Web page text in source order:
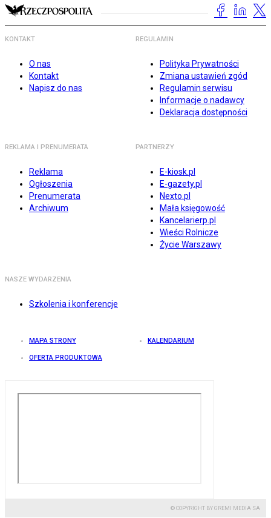
KONTAKT
O nas
Kontakt
Napisz do nas
REGULAMIN
Polityka Prywatności
Zmiana ustawień zgód
Regulamin serwisu
Informacje o nadawcy
Deklaracja dostępności
REKLAMA I PRENUMERATA
Reklama
Ogłoszenia
Prenumerata
Archiwum
PARTNERZY
E-kiosk.pl
E-gazety.pl
Nexto.pl
Mała księgowość
Kancelarierp.pl
Wieści Rolnicze
Życie Warszawy
NASZE WYDARZENIA
Szkolenia i konferencje
MAPA STRONY KALENDARIUM
OFERTA PRODUKTOWA
© COPYRIGHT BY GREMI MEDIA SA